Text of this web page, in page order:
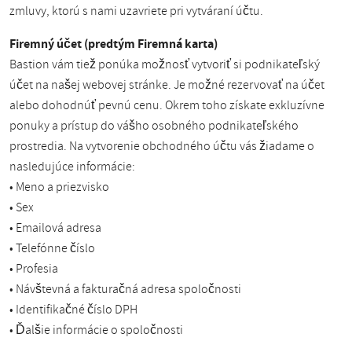
zmluvy, ktorú s nami uzavriete pri vytváraní účtu.
Firemný účet (predtým Firemná karta)
Bastion vám tiež ponúka možnosť vytvoriť si podnikateľský
účet na našej webovej stránke. Je možné rezervovať na účet
alebo dohodnúť pevnú cenu. Okrem toho získate exkluzívne
ponuky a prístup do vášho osobného podnikateľského
prostredia. Na vytvorenie obchodného účtu vás žiadame o
nasledujúce informácie:
• Meno a priezvisko
• Sex
• Emailová adresa
• Telefónne číslo
• Profesia
• Návštevná a fakturačná adresa spoločnosti
• Identifikačné číslo DPH
• Ďalšie informácie o spoločnosti